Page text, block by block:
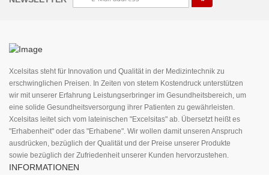
Sie
Xcelsitas steht für Innovation und Qualität in der Medizintechnik zu
erschwinglichen Preisen. In Zeiten von stetem Kostendruck unterstützen
wir mit unserer Erfahrung Leistungserbringer im Gesundheitsbereich, um
eine solide Gesundheitsversorgung ihrer Patienten zu gewährleisten.
Xcelsitas leitet sich vom lateinischen "Excelsitas" ab. Übersetzt heißt es
"Erhabenheit" oder das "Erhabene". Wir wollen damit unseren Anspruch
ausdrücken, bezüglich der Qualität und der Preise unserer Produkte
sowie bezüglich der Zufriedenheit unserer Kunden hervorzustehen.
INFORMATIONEN